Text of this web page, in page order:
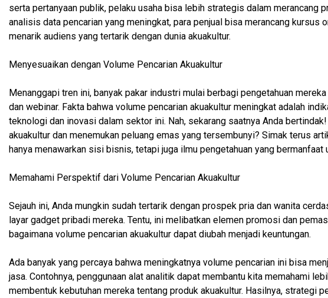
serta pertanyaan publik, pelaku usaha bisa lebih strategis dalam merancang
analisis data pencarian yang meningkat, para penjual bisa merancang kursus
menarik audiens yang tertarik dengan dunia akuakultur.
Menyesuaikan dengan Volume Pencarian Akuakultur
Menanggapi tren ini, banyak pakar industri mulai berbagi pengetahuan
dan webinar. Fakta bahwa volume pencarian akuakultur meningkat adalah
teknologi dan inovasi dalam sektor ini. Nah, sekarang saatnya Anda
akuakultur dan menemukan peluang emas yang tersembunyi? Simak terus
hanya menawarkan sisi bisnis, tetapi juga ilmu pengetahuan yang bermanfaat
Memahami Perspektif dari Volume Pencarian Akuakultur
Sejauh ini, Anda mungkin sudah tertarik dengan prospek pria dan wanita
layar gadget pribadi mereka. Tentu, ini melibatkan elemen promosi dan
bagaimana volume pencarian akuakultur dapat diubah menjadi keuntungan.
Ada banyak yang percaya bahwa meningkatnya volume pencarian ini bisa
jasa. Contohnya, penggunaan alat analitik dapat membantu kita memahami
membentuk kebutuhan mereka tentang produk akuakultur. Hasilnya, strategi